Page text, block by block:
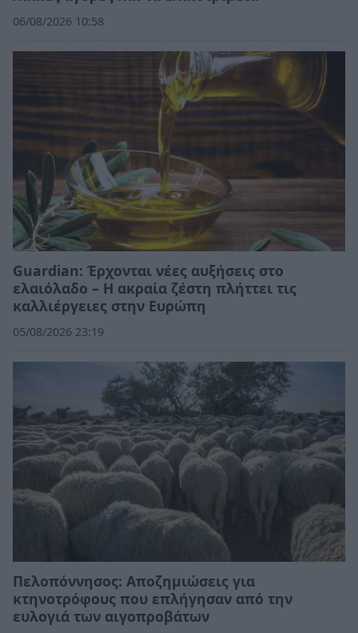
06/08/2026 10:58
Guardian: Έρχονται νέες αυξήσεις στο
ελαιόλαδο – Η ακραία ζέστη πλήττει τις
καλλιέργειες στην Ευρώπη
05/08/2026 23:19
Πελοπόννησος: Αποζημιώσεις για
κτηνοτρόφους που επλήγησαν από την
ευλογιά των αιγοπροβάτων